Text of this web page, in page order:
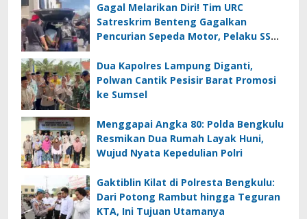
Gagal Melarikan Diri! Tim URC
Satreskrim Benteng Gagalkan
Pencurian Sepeda Motor, Pelaku SS
Dua Kapolres Lampung Diganti,
Polwan Cantik Pesisir Barat Promosi
ke Sumsel
Menggapai Angka 80: Polda Bengkulu
Resmikan Dua Rumah Layak Huni,
Wujud Nyata Kepedulian Polri
Gaktiblin Kilat di Polresta Bengkulu:
Dari Potong Rambut hingga Teguran
KTA, Ini Tujuan Utamanya